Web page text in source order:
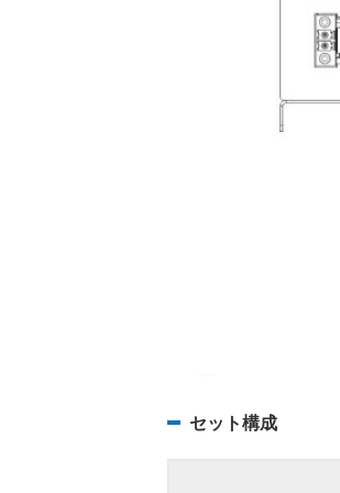
セット構成